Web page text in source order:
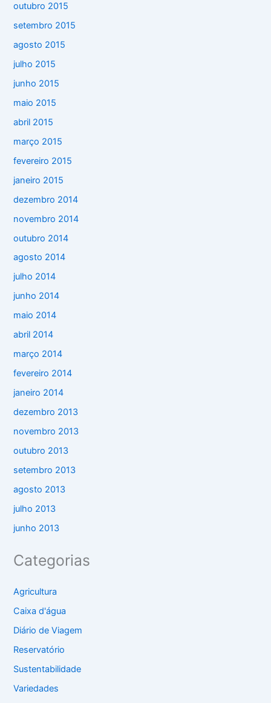
outubro 2015
setembro 2015
agosto 2015
julho 2015
junho 2015
maio 2015
abril 2015
março 2015
fevereiro 2015
janeiro 2015
dezembro 2014
novembro 2014
outubro 2014
agosto 2014
julho 2014
junho 2014
maio 2014
abril 2014
março 2014
fevereiro 2014
janeiro 2014
dezembro 2013
novembro 2013
outubro 2013
setembro 2013
agosto 2013
julho 2013
junho 2013
Categorias
Agricultura
Caixa d'água
Diário de Viagem
Reservatório
Sustentabilidade
Variedades